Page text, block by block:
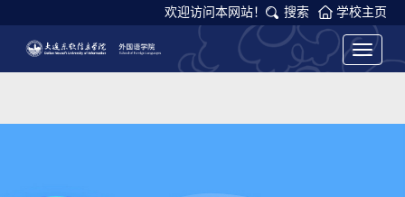
欢迎访问本网站！ 搜索 学校主页
Toggle